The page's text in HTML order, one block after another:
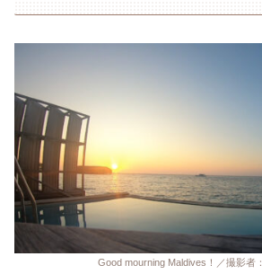
Good mourning Maldives！／撮影者：